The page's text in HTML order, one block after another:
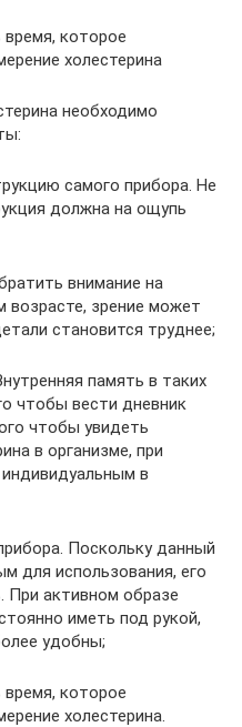
которое
холестерина
необходимо
самого прибора. Не
должна на ощупь
внимание на
возрасте, зрение может
становится труднее;
память в таких
чтобы вести дневник
чтобы увидеть
в организме, при
в
Поскольку данный
для использования, его
При активном образе
иметь под рукой,
удобны;
которое
холестерина.